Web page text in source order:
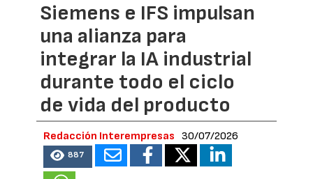
Siemens e IFS impulsan
una alianza para
integrar la IA industrial
durante todo el ciclo
de vida del producto
Redacción Interempresas 30/07/2026
887